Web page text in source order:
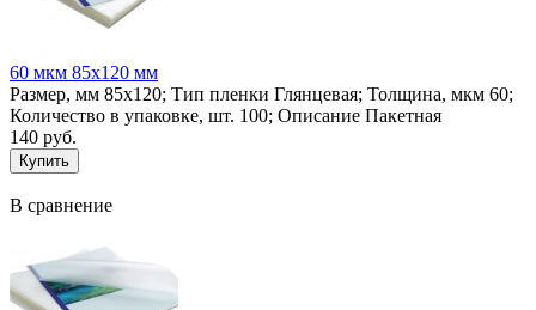
60 мкм 85х120 мм
Размер, мм 85х120; Тип пленки Глянцевая; Толщина, мкм 60;
Количество в упаковке, шт. 100; Описание Пакетная
140 руб.
В сравнение